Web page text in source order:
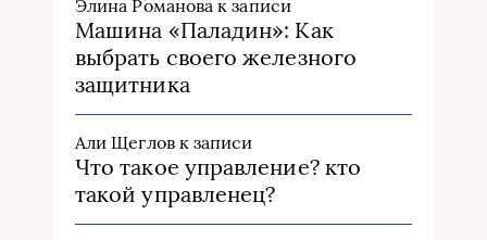
Элина Романова к записи
Машина «Паладин»: Как
выбрать своего железного
защитника
Али Щегловк записи
Что такое управление? кто
такой управленец?